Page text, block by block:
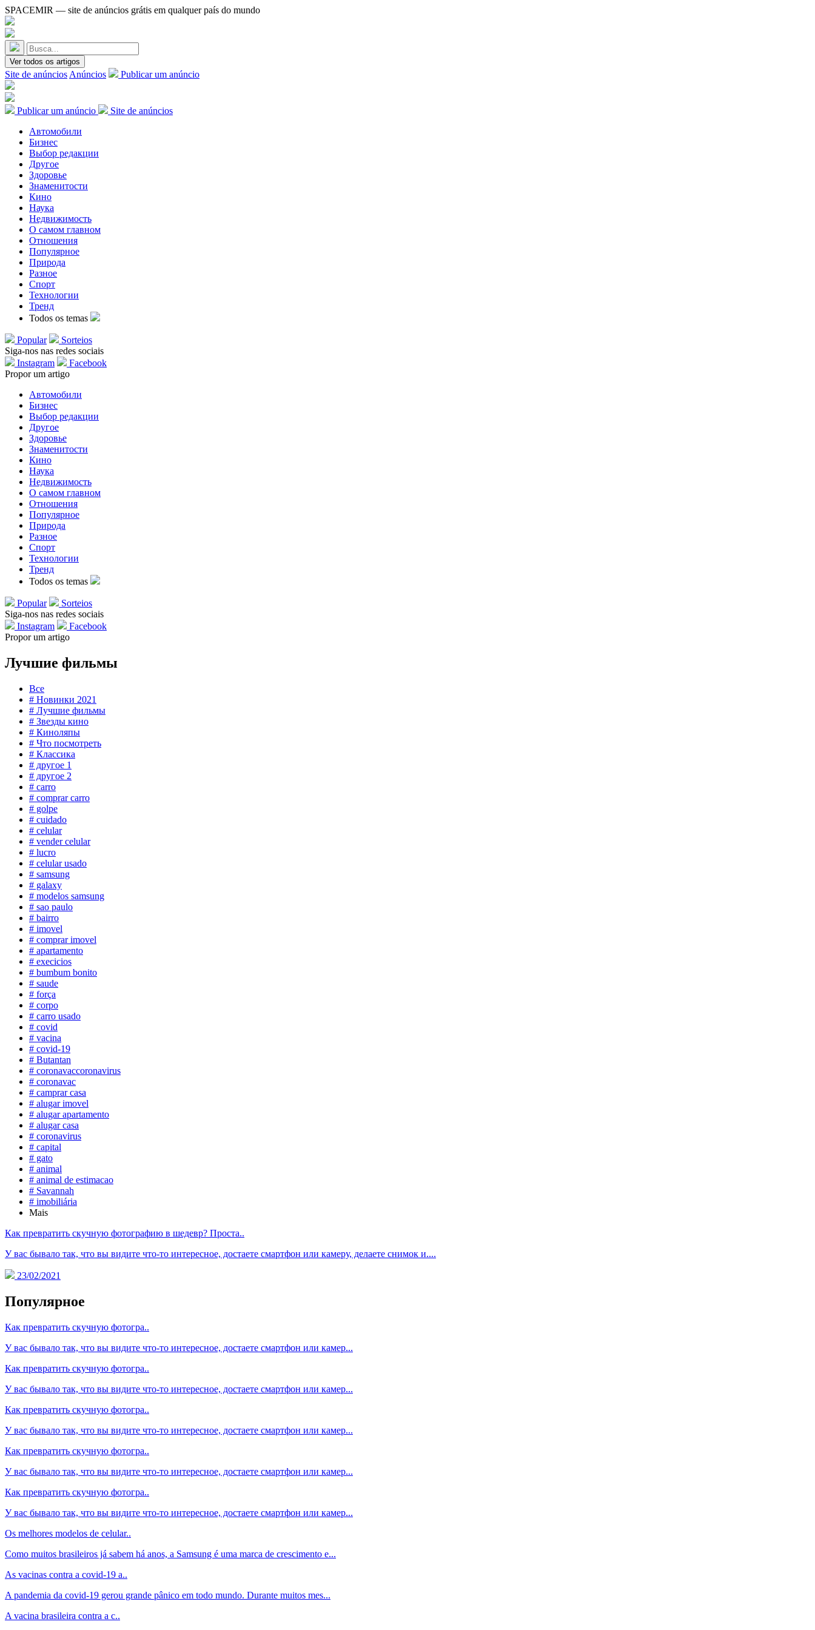
SPACEMIR — site de anúncios grátis em qualquer país do mundo
Ver todos os artigos
Site de anúncios Anúncios Publicar um anúncio
Publicar um anúncio
Site de anúncios
Автомобили
Бизнес
Выбор редакции
Другое
Здоровье
Знаменитости
Кино
Наука
Недвижимость
О самом главном
Отношения
Популярное
Природа
Разное
Спорт
Технологии
Тренд
Todos os temas
Popular
Sorteios
Siga-nos nas redes sociais
Instagram
Facebook
Propor um artigo
Автомобили
Бизнес
Выбор редакции
Другое
Здоровье
Знаменитости
Кино
Наука
Недвижимость
О самом главном
Отношения
Популярное
Природа
Разное
Спорт
Технологии
Тренд
Todos os temas
Popular
Sorteios
Siga-nos nas redes sociais
Instagram
Facebook
Propor um artigo
Лучшие фильмы
Все
# Новинки 2021
# Лучшие фильмы
# Звезды кино
# Киноляпы
# Что посмотреть
# Классика
# другое 1
# другое 2
# carro
# comprar carro
# golpe
# cuidado
# celular
# vender celular
# lucro
# celular usado
# samsung
# galaxy
# modelos samsung
# sao paulo
# bairro
# imovel
# comprar imovel
# apartamento
# execicios
# bumbum bonito
# saude
# força
# corpo
# carro usado
# covid
# vacina
# covid-19
# Butantan
# coronavaccoronavirus
# coronavac
# camprar casa
# alugar imovel
# alugar apartamento
# alugar casa
# coronavirus
# capital
# gato
# animal
# animal de estimacao
# Savannah
# imobiliária
Mais
Как превратить скучную фотографию в шедевр? Проста..
У вас бывало так, что вы видите что-то интересное, достаете смартфон или камеру, делаете снимок и....
23/02/2021
Популярное
Как превратить скучную фотогра..
У вас бывало так, что вы видите что-то интересное, достаете смартфон или камер...
Как превратить скучную фотогра..
У вас бывало так, что вы видите что-то интересное, достаете смартфон или камер...
Как превратить скучную фотогра..
У вас бывало так, что вы видите что-то интересное, достаете смартфон или камер...
Как превратить скучную фотогра..
У вас бывало так, что вы видите что-то интересное, достаете смартфон или камер...
Как превратить скучную фотогра..
У вас бывало так, что вы видите что-то интересное, достаете смартфон или камер...
Os melhores modelos de celular..
Como muitos brasileiros já sabem há anos, a Samsung é uma marca de crescimento e...
As vacinas contra a covid-19 a..
A pandemia da covid-19 gerou grande pânico em todo mundo. Durante muitos mes...
A vacina brasileira contra a c..